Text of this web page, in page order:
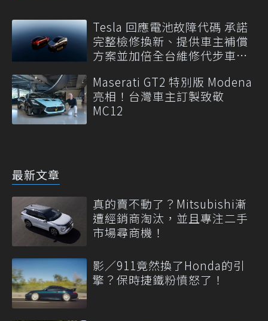
Tesla 回應電池故障代碼 承諾
完整檢修換新、提供車主補償
方案並加倍全台維修代步車數
Maserati GT2 特別版 Modena
亮相！台灣車主訂製致敬
MC12
最新文章
真的賣不動了？Mitsubishi漸
遭經銷商淘汰，並且專注二手
市場尋商機！
影／911竟然換了Honda的引
擎？保時捷鐵粉憤怒了！